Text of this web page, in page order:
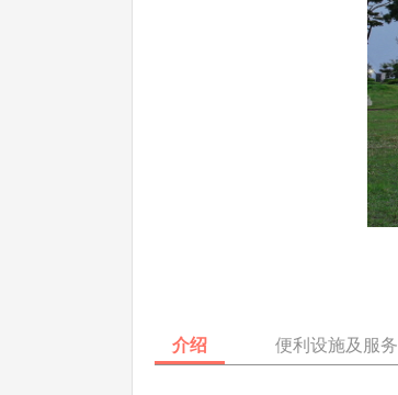
介绍 便利设施及服务